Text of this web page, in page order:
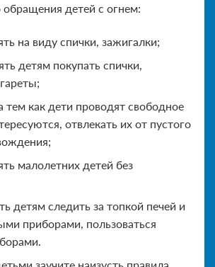
детей с огнем:
на виду спички, зажигалки;
детям покупать спички,
тем как дети проводят свободное
отвлекать их от пустого
малолетних детей без
детям следить за топкой печей и
приборами, пользоваться